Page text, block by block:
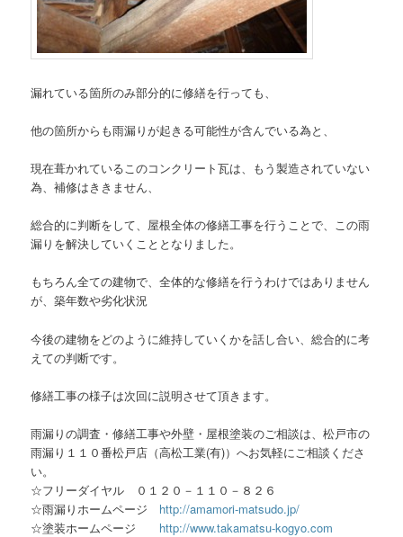
漏れている箇所のみ部分的に修繕を行っても、
他の箇所からも雨漏りが起きる可能性が含んでいる為と、
現在葺かれているこのコンクリート瓦は、もう製造されていない
為、補修はききません、
総合的に判断をして、屋根全体の修繕工事を行うことで、この雨
漏りを解決していくこととなりました。
もちろん全ての建物で、全体的な修繕を行うわけではありません
が、築年数や劣化状況
今後の建物をどのように維持していくかを話し合い、総合的に考
えての判断です。
修繕工事の様子は次回に説明させて頂きます。
雨漏りの調査・修繕工事や外壁・屋根塗装のご相談は、松戸市の
雨漏り１１０番松戸店（高松工業(有)）へお気軽にご相談くださ
い。
☆フリーダイヤル ０１２０－１１０－８２６
☆雨漏りホームページ http://amamori-matsudo.jp/
☆塗装ホームページ http://www.takamatsu-kogyo.com